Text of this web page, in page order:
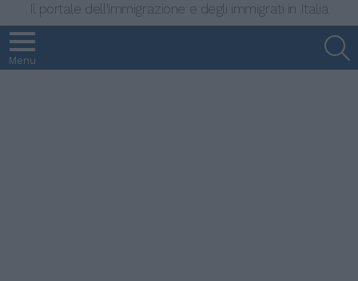
Il portale dell'immigrazione e degli immigrati in Italia
Menu